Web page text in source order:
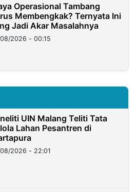
Operasional Tambang
Membengkak? Ternyata Ini
Jadi Akar Masalahnya
2026 - 00:15
UIN Malang Teliti Tata
Lahan Pesantren di
2026 - 22:01